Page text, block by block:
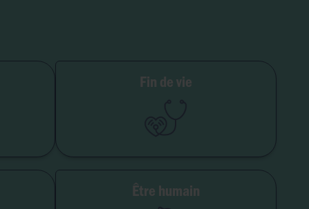
Fin de vie
Soins palliatifs
Être humain
Maladie & handicap
Genre & sexualité